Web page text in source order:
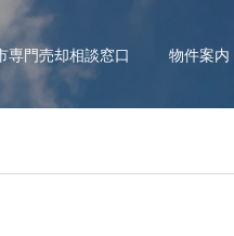
専門売却相談窓口 物件案内